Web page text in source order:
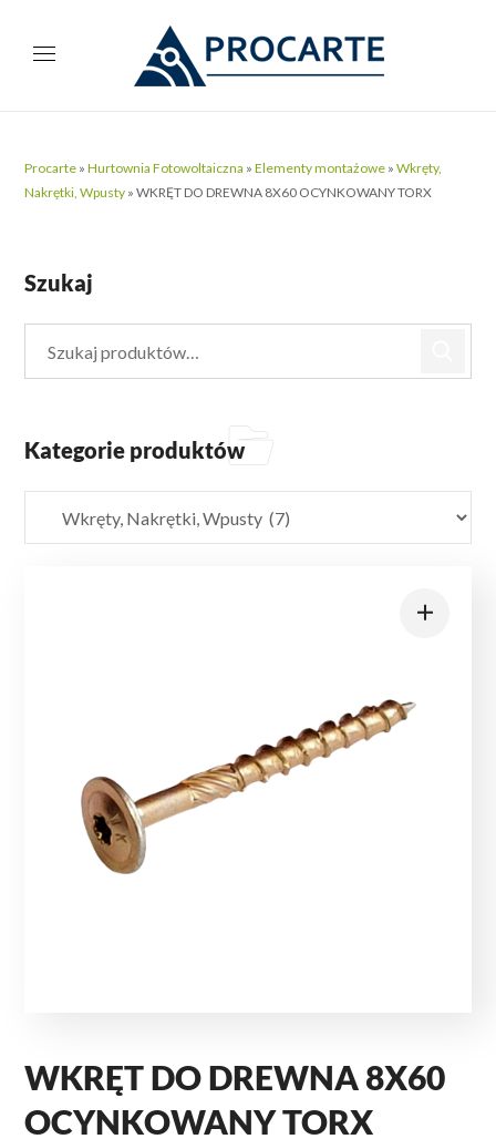
Procarte »Hurtownia Fotowoltaiczna »Elementy montażowe »Wkręty,
Nakrętki, Wpusty »WKRĘT DO DREWNA 8X60 OCYNKOWANY TORX
WKRĘT DO DREWNA 8X60
OCYNKOWANY TORX
Szukaj
Kategorie produktów